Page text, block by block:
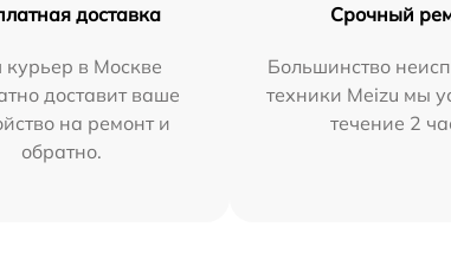
доставка
в Москве
доставит ваше
на ремонт и
обратно.
Срочный
Большинство
техники Meizu мы
течение 2